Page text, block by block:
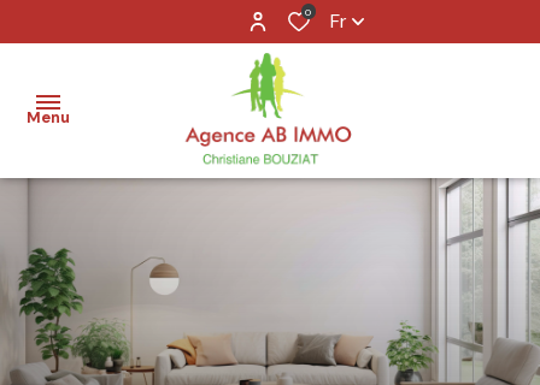
0 Fr
Menu
acheter
louer